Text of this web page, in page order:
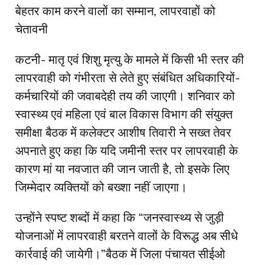
बेहतर काम करने वालों का सम्मान, लापरवाहों को
चेतावनी
कटनी- मातृ एवं शिशु मृत्यु के मामले में किसी भी स्तर की
लापरवाही को गंभीरता से लेते हुए संबंधित अधिकारियों-
कर्मचारियों की जवाबदेही तय की जाएगी। शनिवार को
स्वास्थ्य एवं महिला एवं बाल विकास विभाग की संयुक्त
समीक्षा बैठक में कलेक्टर आशीष तिवारी ने सख्त तेवर
अपनाते हुए कहा कि यदि जमीनी स्तर पर लापरवाही के
कारण मां या नवजात की जान जाती है, तो इसके लिए
जिम्मेदार व्यक्तियों को बख्शा नहीं जाएगा।
उन्होंने स्पष्ट शब्दों में कहा कि “जनस्वास्थ्य से जुड़ी
योजनाओं में लापरवाही बरतने वालों के विरूद्ध अब सीधे
कार्रवाई की जायेगी।”बैठक में जिला पंचायत सीईओ